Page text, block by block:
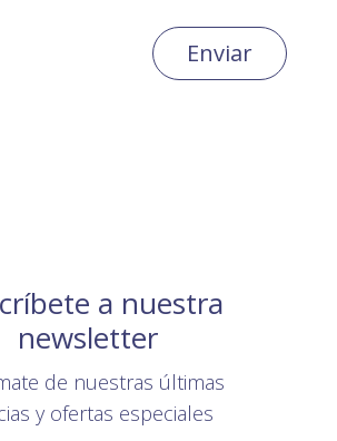
Enviar
a nuestra
newsletter
de nuestras últimas
y ofertas especiales